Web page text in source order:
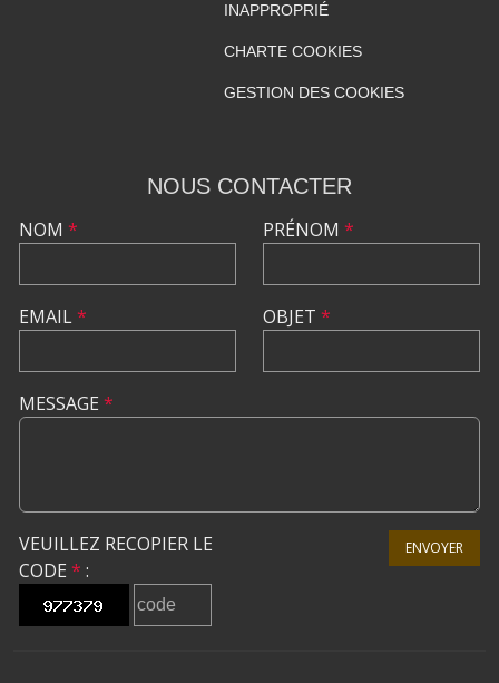
INAPPROPRIÉ
CHARTE COOKIES
GESTION DES COOKIES
NOUS CONTACTER
NOM *
EMAIL*
PRÉNOM *
OBJET *
MESSAGE *
VEUILLEZ RECOPIER LE
CODE * :
ENVOYER